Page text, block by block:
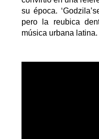
su época. ‘Godzila’
pero la reubica
música urbana latina.